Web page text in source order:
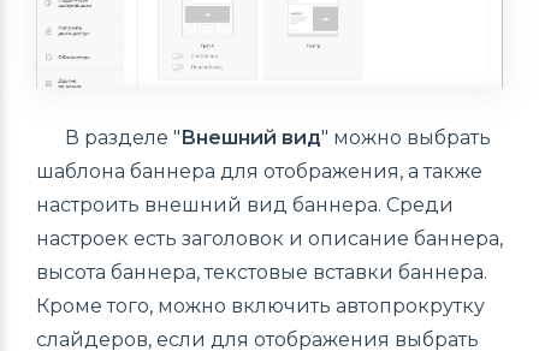
В разделе "Внешний вид" можно выбрать
шаблона баннера для отображения, а также
настроить внешний вид баннера. Среди
настроек есть заголовок и описание баннера,
высота баннера, текстовые вставки баннера.
Кроме того, можно включить автопрокрутку
слайдеров, если для отображения выбрать